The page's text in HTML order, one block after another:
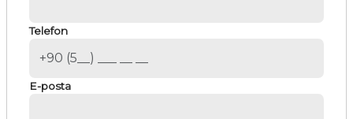
Telefon
E-posta